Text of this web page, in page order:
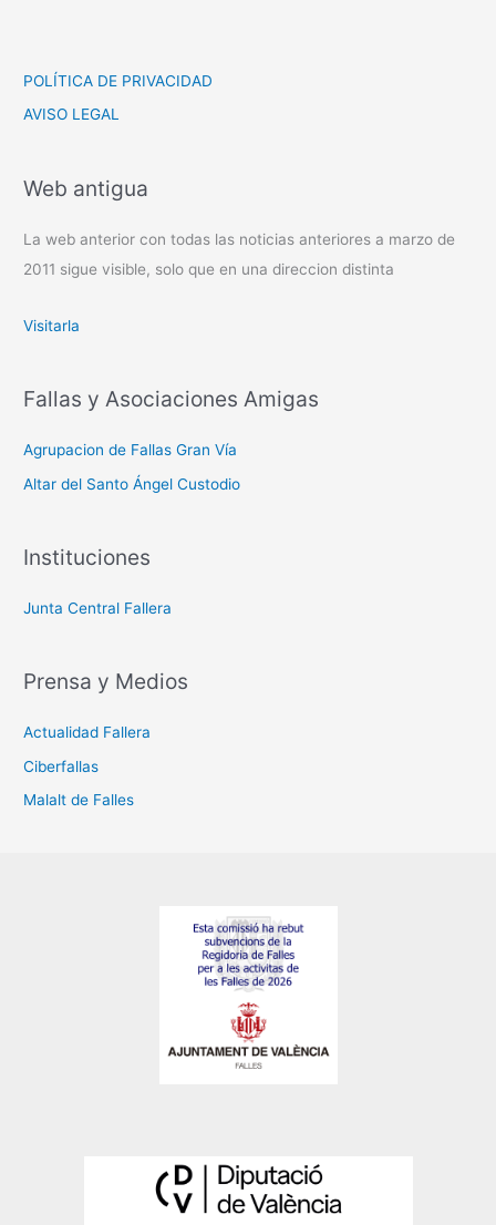
POLÍTICA DE PRIVACIDAD
AVISO LEGAL
Web antigua
La web anterior con todas las noticias anteriores a marzo de
2011 sigue visible, solo que en una direccion distinta
Visitarla
Fallas y Asociaciones Amigas
Agrupacion de Fallas Gran Vía
Altar del Santo Ángel Custodio
Instituciones
Junta Central Fallera
Prensa y Medios
Actualidad Fallera
Ciberfallas
Malalt de Falles